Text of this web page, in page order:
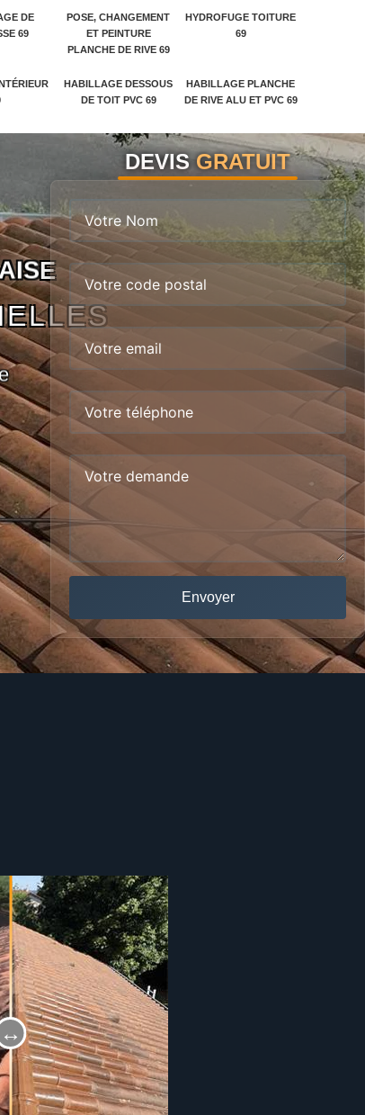
DE
69
POSE, CHANGEMENT
ET PEINTURE
PLANCHE DE RIVE 69
HYDROFUGE TOITURE
69
HABILLAGE DESSOUS
DE TOIT PVC 69
HABILLAGE PLANCHE
DE RIVE ALU ET PVC 69
ISE
DEVISGRATUIT